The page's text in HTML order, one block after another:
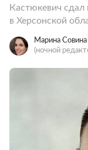
Кастюкевич
в Херсонской
Марина Совина
(ночной